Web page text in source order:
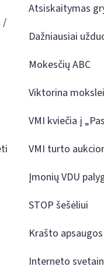
/
Atsiskaitymas
Dažniausiai
Mokesčių ABC
Viktorina
VMI kviečia į
VMI turto
Įmonių VDU
STOP šešėliui
Krašto
Interneto